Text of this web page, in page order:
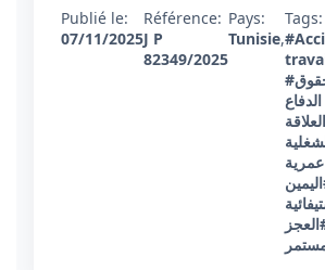
Publié le:
07/11/2025
Référence:
J P
82349/2025
Pays:
Tunisie,
Tags:
#هضم حقوق
الدفاع